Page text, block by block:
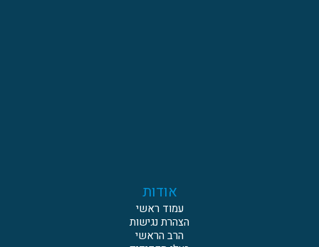
אודות
עמוד ראשי
הצהרת נגישות
הרב הראשי